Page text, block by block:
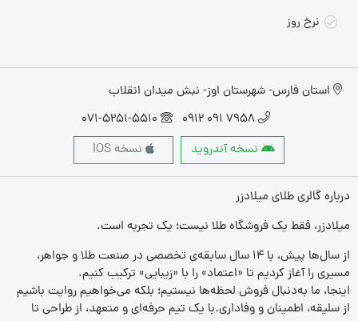
نرخ روز
استان فارس- شهرستان اوز- نبش میدان انقلاب
7958 091 0912
071-5251-5510
نسخه آندروید
نسخه IOS
درباره گالری طلای میلادزر
میلادزر، فقط یک فروشگاه طلا نیست؛ یک تجربه‌ است.
از سال‌ها پیش، با ۱۴ سال سابقه‌ی تخصصی در صنعت طلا و جواهر،
مسیری را آغاز کردیم تا «اعتماد» را با «زیبایی» ترکیب کنیم.
اینجا، ما به‌دنبال فروش لحظه‌ها نیستیم؛ بلکه می‌خواهیم روایت باشیم
از سلیقه، اطمینان و وفاداری.با یک تیم حرفه‌ای و متعهد، از طراحی تا